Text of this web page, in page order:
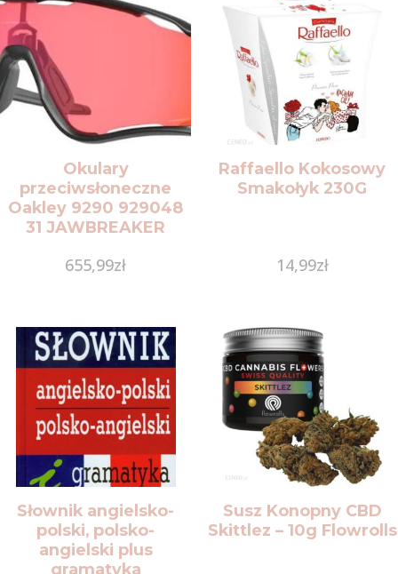
Okulary
przeciwsłoneczne
Oakley 9290 929048
31 JAWBREAKER
655,99zł
Raffaello Kokosowy
Smakołyk 230G
14,99zł
Słownik angielsko-
polski, polsko-
angielski plus
gramatyka
Susz Konopny CBD
Skittlez – 10g Flowrolls